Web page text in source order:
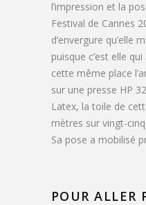
l’impression et la
Festival de Cannes
d’envergure qu’elle
puisque c’est elle
cette même place
sur une presse HP
Latex, la toile de
mètres sur vingt-
Sa pose a mobilisé
POUR ALLER